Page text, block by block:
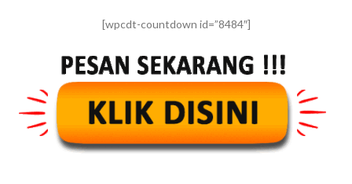
[wpcdt-countdown id=”8484″]